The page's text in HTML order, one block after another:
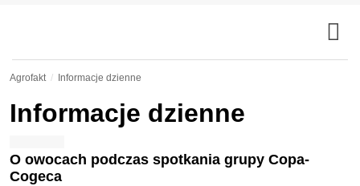
Agrofakt Informacje dzienne
Informacje dzienne
O owocach podczas spotkania grupy Copa-
Cogeca